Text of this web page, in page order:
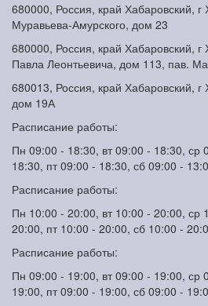
680000, Россия, край Хабаровский, г
Муравьева-Амурского, дом 23
680000, Россия, край Хабаровский,
Павла Леонтьевича, дом 113, пав.
680013, Россия, край Хабаровский,
дом 19А
Расписание работы:
Пн 09:00 - 18:30, вт 09:00 - 18:30, ср
18:30, пт 09:00 - 18:30, сб 09:00 -
Расписание работы:
Пн 10:00 - 20:00, вт 10:00 - 20:00, ср
20:00, пт 10:00 - 20:00, сб 10:00 -
Расписание работы:
Пн 09:00 - 19:00, вт 09:00 - 19:00, ср
19:00, пт 09:00 - 19:00, сб 09:00 -